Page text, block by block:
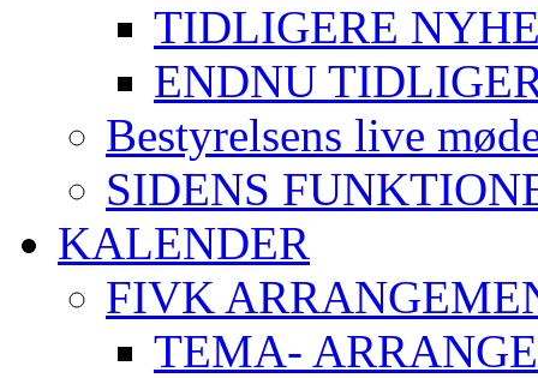
TIDLIGERE
ENDNU
Bestyrelsens live
SIDENS
KALENDER
FIVK
TEMA-